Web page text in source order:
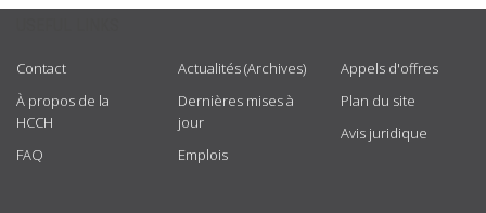
Contact
À propos de la
HCCH
FAQ
Actualités (Archives)
Dernières mises à
jour
Emplois
Appels d'offres
Plan du site
Avis juridique